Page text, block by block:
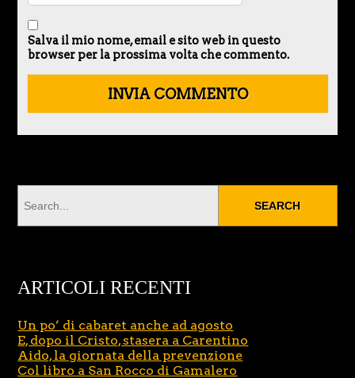
Salva il mio nome, email e sito web in questo
browser per la prossima volta che commento.
ARTICOLI RECENTI
Un po’ di cabaret anche ad agosto
E, dopo il Cristo, stasera a Carentino
Aido, la giornata della prevenzione
Col libro a San Rocco di Gamalero